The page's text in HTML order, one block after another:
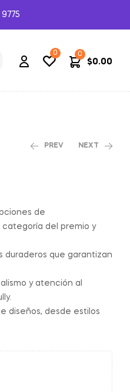
0 0
$0.00
PREV NEXT
de
categoría del premio y
duraderos que garantizan
y atención al
diseños, desde estilos